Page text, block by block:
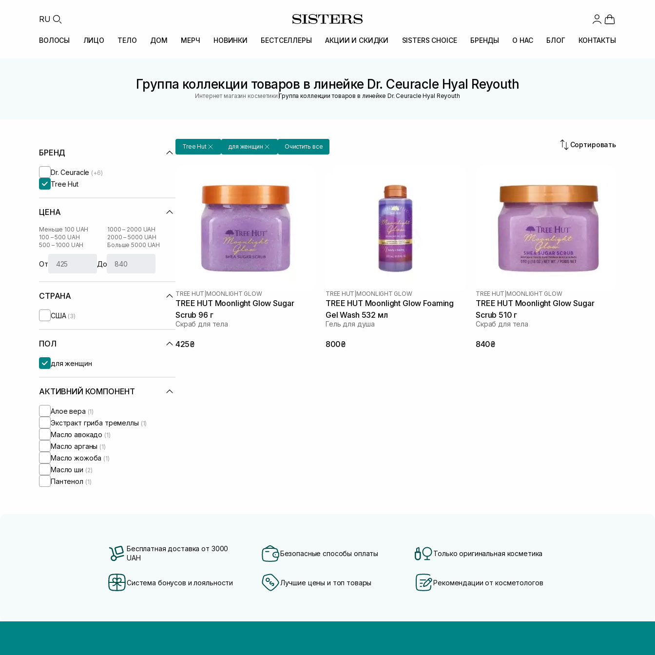
RU
ВОЛОСЫ ЛИЦО ТЕЛО ДОМ МЕРЧ НОВИНКИ БЕСТСЕЛЛЕРЫ АКЦИИ И СКИДКИ SISTERS CHOICE БРЕНДЫ О НАС БЛОГ КОНТАКТЫ
Группа коллекции товаров в линейке Dr. Ceuracle Hyal Reyouth
Интернет магазин косметики |Группа коллекции товаров в линейке Dr. Ceuracle Hyal Reyouth
БРЕНД
Dr. Ceuracle (+6)
Tree Hut
ЦЕНА
Меньше 100 UAH
100 – 500 UAH
500 – 1000 UAH
1000 – 2000 UAH
2000 – 5000 UAH
Больше 5000 UAH
От До
СТРАНА
США (3)
ПОЛ
для женщин
АКТИВНИЙ КОМПОНЕНТ
Алое вера (1)
Экстракт гриба тремеллы (1)
Масло авокадо (1)
Масло арганы (1)
Масло жожоба (1)
Масло ши (2)
Пантенол (1)
Tree Hut для женщин Очистить все Сортировать
TREE HUT MOONLIGHT GLOW
TREE HUT Moonlight Glow Sugar
Scrub 96 г
Скраб для тела
425₴
TREE HUT MOONLIGHT GLOW
TREE HUT Moonlight Glow Foaming
Gel Wash 532 мл
Гель для душа
800₴
TREE HUT MOONLIGHT GLOW
TREE HUT Moonlight Glow Sugar
Scrub 510 г
Скраб для тела
840₴
Бесплатная доставка от 3000
UAH
Безопасные способы оплаты Только оригинальная косметика
Система бонусов и лояльности Лучшие цены и топ товары Рекомендации от косметологов